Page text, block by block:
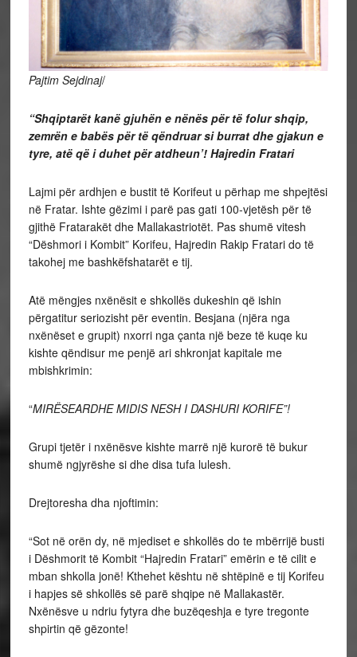
Pajtim Sejdinaj/
“Shqiptarët kanë gjuhën e nënës për të folur shqip,
zemrën e babës për të qëndruar si burrat dhe gjakun e
tyre, atë që i duhet për atdheun’! Hajredin Fratari
Lajmi për ardhjen e bustit të Korifeut u përhap me shpejtësi
në Fratar. Ishte gëzimi i parë pas gati 100-vjetësh për të
gjithë Fratarakët dhe Mallakastriotët. Pas shumë vitesh
“Dëshmori i Kombit” Korifeu, Hajredin Rakip Fratari do të
takohej me bashkëfshatarët e tij.
Atë mëngjes nxënësit e shkollës dukeshin që ishin
përgatitur seriozisht për eventin. Besjana (njëra nga
nxënëset e grupit) nxorri nga çanta një beze të kuqe ku
kishte qëndisur me penjë ari shkronjat kapitale me
mbishkrimin:
“MIRËSEARDHE MIDIS NESH I DASHURI KORIFE”!
Grupi tjetër i nxënësve kishte marrë një kurorë të bukur
shumë ngjyrëshe si dhe disa tufa lulesh.
Drejtoresha dha njoftimin:
“Sot në orën dy, në mjediset e shkollës do te mbërrijë busti
i Dëshmorit të Kombit “Hajredin Fratari” emërin e të cilit e
mban shkolla jonë! Kthehet kështu në shtëpinë e tij Korifeu
i hapjes së shkollës së parë shqipe në Mallakastër.
Nxënësve u ndriu fytyra dhe buzëqeshja e tyre tregonte
shpirtin që gëzonte!